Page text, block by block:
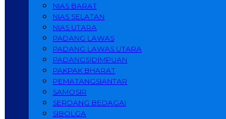
NIAS BARAT
NIAS SELATAN
NIAS UTARA
PADANG LAWAS
PADANG LAWAS UTARA
PADANGSIDIMPUAN
PAKPAK BHARAT
PEMATANGSIANTAR
SAMOSIR
SERDANG BEDAGAI
SIBOLGA